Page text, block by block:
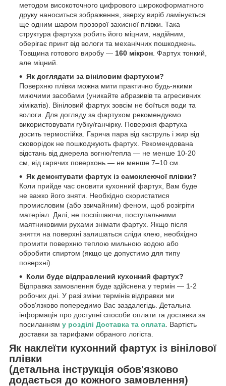
методом високоточного цифрового широкоформатного
друку наноситься зображення, зверху виріб ламінується
ще одним шаром прозорої захисної плівки. Така
структура фартуха робить його міцним, надійним,
оберігає принт від вологи та механічних пошкоджень.
Товщина готового виробу — 160 мікрон . Фартух тонкий,
але міцний.
Як доглядати за вініловим фартухом?
Поверхню плівки можна мити практично будь-якими
миючими засобами (уникайте абразивів та агресивних
хімікатів). Вініловий фартух зовсім не боїться води та
вологи. Для догляду за фартухом рекомендуємо
використовувати губку/ганчірку. Поверхня фартуха
досить термостійка. Гаряча пара від каструль і жир від
сковорідок не пошкоджують фартух. Рекомендована
відстань від джерела вогню/тепла — не менше 10-20
см, від гарячих поверхонь — не менше 7–10 см.
Як демонтувати фартух із самоклеючої плівки?
Коли прийде час оновити кухонний фартух, Вам буде
не важко його зняти. Необхідно скористатися
промисловим (або звичайним) феном, щоб розігріти
матеріал. Далі, не поспішаючи, поступальними
маятниковими рухами знімати фартух. Якщо після
зняття на поверхні залишаться сліди клею, необхідно
промити поверхню теплою мильною водою або
обробити спиртом (якщо це допустимо для типу
поверхні).
Коли буде відправлений кухонний фартух?
Відправка замовлення буде здійснена у термін — 1-2
робочих дні. У разі зміни термінів відправки ми
обов'язково попередимо Вас заздалегідь. Детальна
інформація про доступні способи оплати та доставки за
посиланням у розділі Доставка та оплата . Вартість
доставки за тарифами обраного логіста.
Як наклеїти кухонний фартух із вінілової
плівки
(детальна інструкція обов'язково
додається до кожного замовлення)